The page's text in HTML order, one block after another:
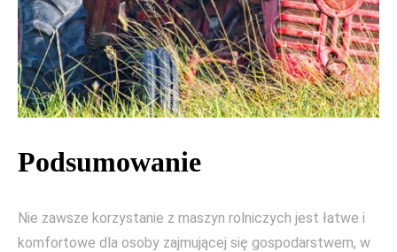
Podsumowanie
Nie zawsze korzystanie z maszyn rolniczych jest łatwe i
komfortowe dla osoby zajmującej się gospodarstwem, w